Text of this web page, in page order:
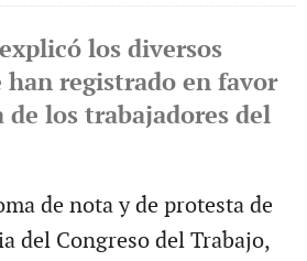
los diversos
han registrado en favor
de los trabajadores del
de nota y de protesta de
del Congreso del Trabajo,